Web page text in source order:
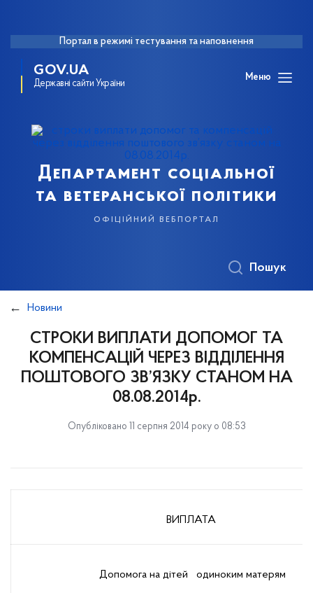
Портал в режимі тестування та наповнення
GOV.UA
Державні сайти України
Меню
Департамент соціальної
та ветеранської політики
офіційний вебпортал
Пошук
Новини
СТРОКИ ВИПЛАТИ ДОПОМОГ ТА
КОМПЕНСАЦІЙ ЧЕРЕЗ ВІДДІЛЕННЯ
ПОШТОВОГО ЗВ’ЯЗКУ СТАНОМ НА
08.08.2014р.
Опубліковано 11 серпня 2014 року о 08:53
ВИПЛАТА
Допомога на дітей одиноким матерям